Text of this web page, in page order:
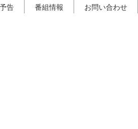
告 番組情報 お問い合わせ